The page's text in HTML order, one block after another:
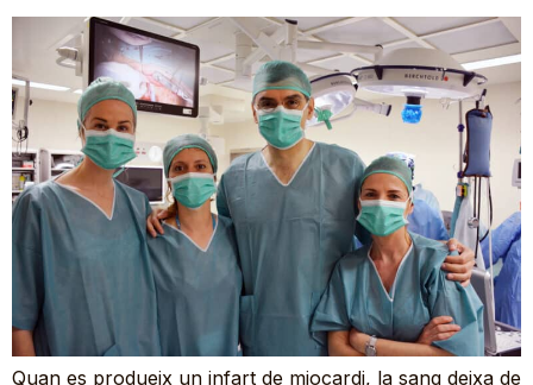
Quan es produeix un infart de miocardi, la sang deixa de